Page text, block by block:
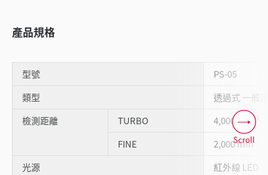
產品規格
型號
PS-05
類型
透過式 一般
檢測距離
TURBO 4,000 mm*1
FINE
2,000 mm
光源
紅外線 LED
Scroll